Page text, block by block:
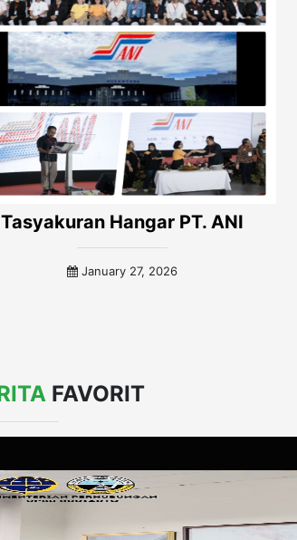
Tasyakuran Hangar PT. ANI
January 27, 2026
FAVORIT